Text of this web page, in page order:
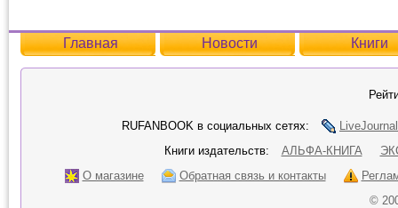
Главная Новости Книги
RUFANBOOK в социальных сетях:
LiveJournal
Книги издательств:
АЛЬФА-КНИГА
О магазине
Обратная связь и контакты
©